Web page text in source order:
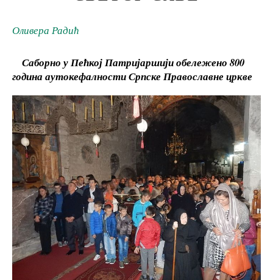
Оливера Радић
Саборно у Пећкој Патријаршији обележено 800
година аутокефалности Српске Православне цркве